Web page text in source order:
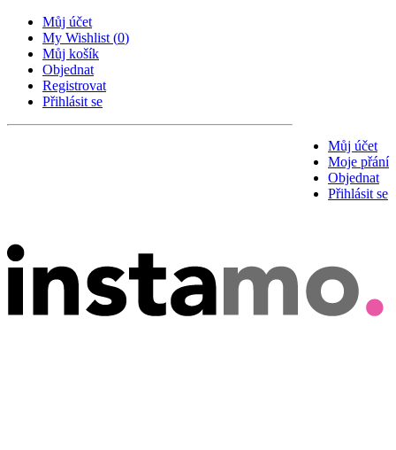
Můj účet
My Wishlist (0)
Můj košík
Objednat
Registrovat
Přihlásit se
Můj účet
Moje přání
Objednat
Přihlásit se